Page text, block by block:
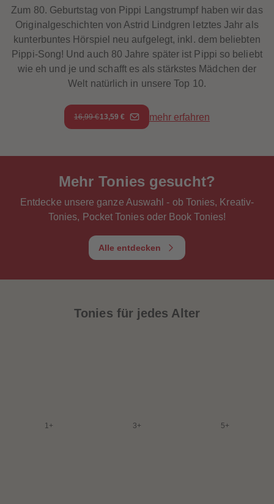
Zum 80. Geburtstag von Pippi Langstrumpf haben wir das
Originalgeschichten von Astrid Lindgren letztes Jahr als
kunterbuntes Hörspiel neu aufgelegt, inkl. dem beliebten
Pippi-Song! Und auch 80 Jahre später ist Pippi so beliebt
wie eh und je und schafft es als stärkstes Mädchen der
Welt natürlich in unsere Top 10.
16,99 €13,59 € mehr erfahren
Mehr Tonies gesucht?
Entdecke unsere ganze Auswahl - ob Tonies, Kreativ-
Tonies, Pocket Tonies oder Book Tonies!
Alle entdecken
Tonies für jedes Alter
1+ 3+ 5+